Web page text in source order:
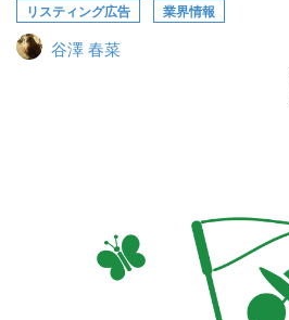
代理店の乗り換えをお考えの方
リスティング広告 業界情報
谷澤 春菜